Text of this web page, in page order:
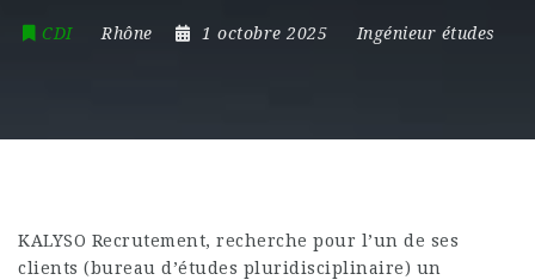
CDI Rhône 1 octobre 2025 Ingénieur études
KALYSO Recrutement, recherche pour l’un de ses
clients (bureau d’études pluridisciplinaire) un